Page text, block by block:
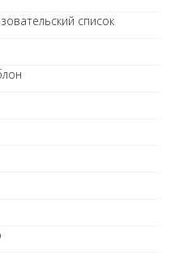
список